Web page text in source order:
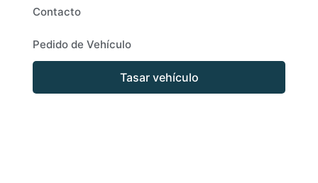
Contacto
Pedido de Vehículo
Tasar vehículo